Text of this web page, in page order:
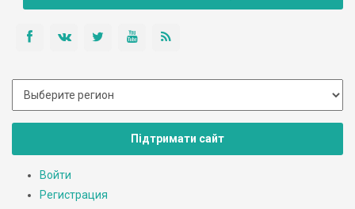
Підтримати сайт
Войти
Регистрация